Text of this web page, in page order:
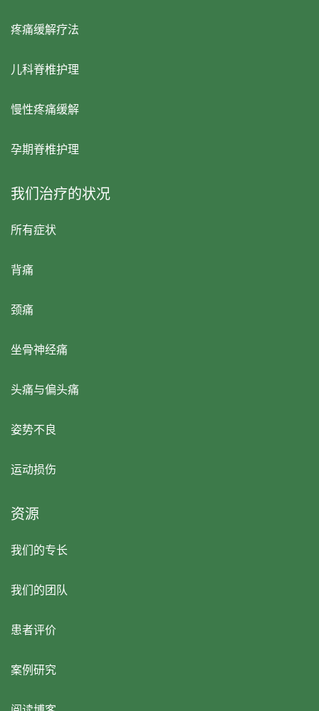
疼痛缓解疗法
儿科脊椎护理
慢性疼痛缓解
孕期脊椎护理
我们治疗的状况
所有症状
背痛
颈痛
坐骨神经痛
头痛与偏头痛
姿势不良
运动损伤
资源
我们的专长
我们的团队
患者评价
案例研究